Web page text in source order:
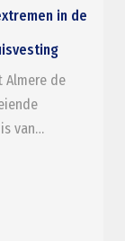
in de
Almere de
van…